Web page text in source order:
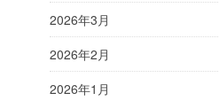
2026年3月
2026年2月
2026年1月